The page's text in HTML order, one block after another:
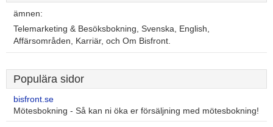
ämnen:
Telemarketing & Besöksbokning, Svenska, English,
Affärsområden, Karriär, och Om Bisfront.
Populära sidor
bisfront.se
Mötesbokning - Så kan ni öka er försäljning med mötesbokning!